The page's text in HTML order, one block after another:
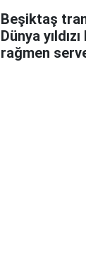
Beşiktaş
Dünya
rağmen